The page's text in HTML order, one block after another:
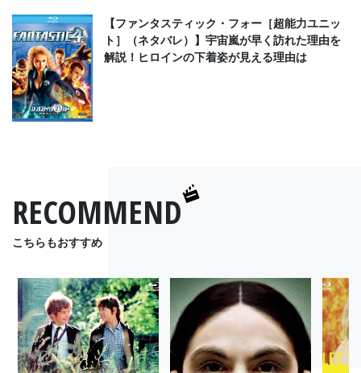
【ファンタスティック・フォー［超能力ユニッ
ト］（ネタバレ）】宇宙嵐が早く訪れた理由を
解説！ヒロインの下着姿が見える理由は
RECOMMEND
こちらもおすすめ